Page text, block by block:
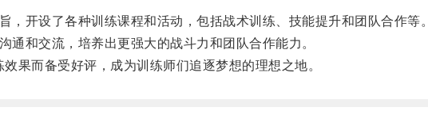
开设了各种训练课程和活动，包括战术训练、技能提升和团队合作等。
和交流，培养出更强大的战斗力和团队合作能力。
而备受好评，成为训练师们追逐梦想的理想之地。